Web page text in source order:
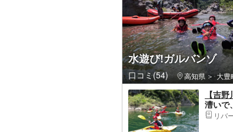
水遊び!ガルバンゾ
口コミ(54) 高知県 大豊
【吉
漕いで
豊IC15
リバ